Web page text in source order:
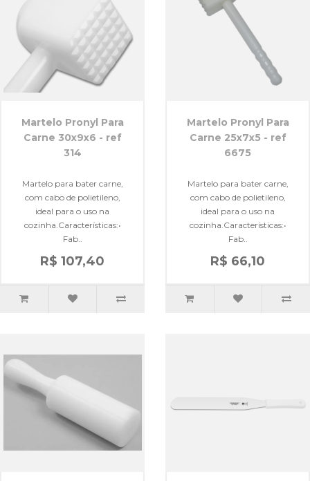
Martelo Pronyl Para
Carne 30x9x6 - ref
314
Martelo para bater carne,
com cabo de polietileno,
ideal para o uso na
cozinha.Características:•
Fab..
R$ 107,40
Martelo Pronyl Para
Carne 25x7x5 - ref
6675
Martelo para bater carne,
com cabo de polietileno,
ideal para o uso na
cozinha.Características:•
Fab..
R$ 66,10